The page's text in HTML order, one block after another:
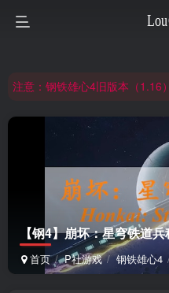
非常抱歉，节假日晚上服务器
非常抱歉，节假日晚上服务器
【钢4】崩坏：星穹铁道
首页 P社游戏 钢铁雄心4